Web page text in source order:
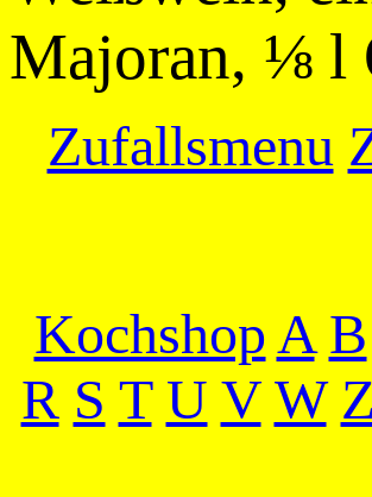
Majoran, ⅛ l
Zufallsmenu
KochshopA B
R S T U V W Z